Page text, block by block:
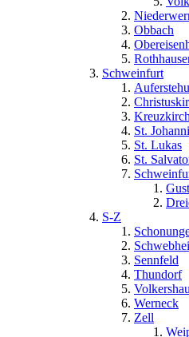
Obbach
Schweinfurt
St.
St. Lukas
St.
S-Z
Sennfeld
Thundorf
Werneck
Zell